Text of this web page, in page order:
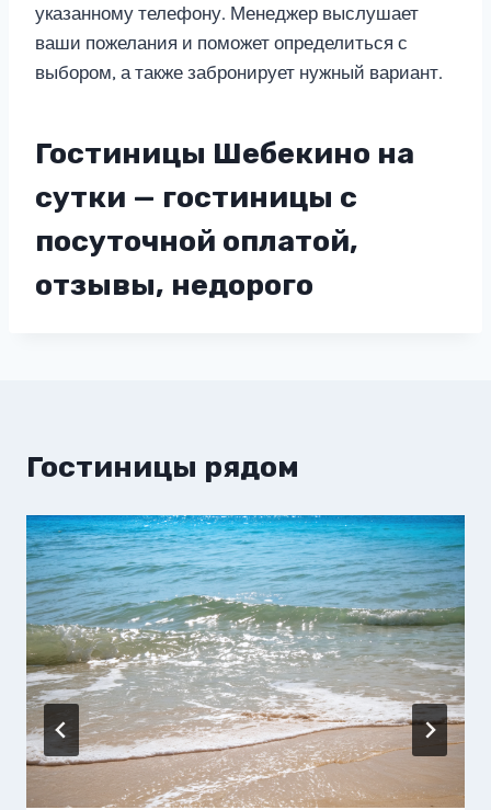
указанному телефону. Менеджер выслушает
ваши пожелания и поможет определиться с
выбором, а также забронирует нужный вариант.
Гостиницы Шебекино на
сутки — гостиницы с
посуточной оплатой,
отзывы, недорого
Гостиницы рядом